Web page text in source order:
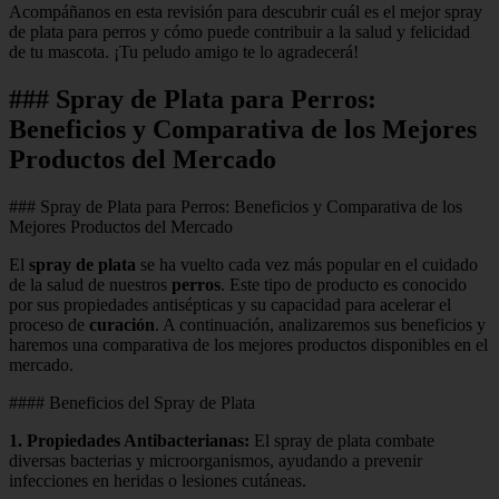
Acompáñanos en esta revisión para descubrir cuál es el mejor spray
de plata para perros y cómo puede contribuir a la salud y felicidad
de tu mascota. ¡Tu peludo amigo te lo agradecerá!
### Spray de Plata para Perros:
Beneficios y Comparativa de los Mejores
Productos del Mercado
### Spray de Plata para Perros: Beneficios y Comparativa de los
Mejores Productos del Mercado
El spray de plata se ha vuelto cada vez más popular en el cuidado
de la salud de nuestros perros. Este tipo de producto es conocido
por sus propiedades antisépticas y su capacidad para acelerar el
proceso de curación. A continuación, analizaremos sus beneficios y
haremos una comparativa de los mejores productos disponibles en el
mercado.
#### Beneficios del Spray de Plata
1. Propiedades Antibacterianas: El spray de plata combate
diversas bacterias y microorganismos, ayudando a prevenir
infecciones en heridas o lesiones cutáneas.